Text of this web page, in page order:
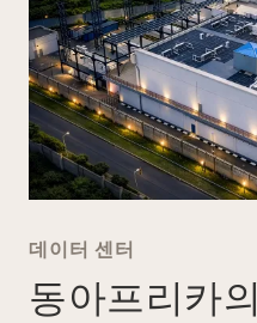
데이터 센터
동아프리카